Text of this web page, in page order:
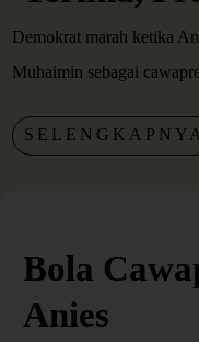
Demokrat marah ketika
Muhaimin sebagai
SELENGKAPNYA
Bola
Anies